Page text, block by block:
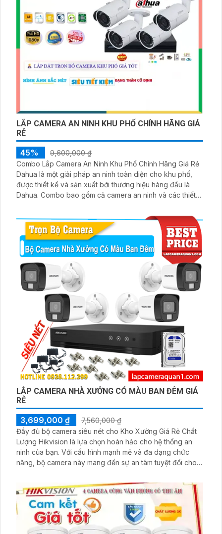
LẮP CAMERA AN NINH KHU PHỐ CHÍNH HÃNG GIÁ
RẺ
45%
9,600,000 ₫
Combo Lắp Camera An Ninh Khu Phố Chính Hãng Giá Rẻ
Dahua là một giải pháp an ninh toàn diện cho khu phố,
được thiết kế và sản xuất bởi thương hiệu hàng đầu là
Dahua. Combo bao gồm cả camera an ninh và các thiết
của mình, combo này có khả năng thu âm và phát lại âm
thanh một cách chất lượng
LẮP CAMERA NHÀ XƯỞNG CÓ MÀU BAN ĐÊM GIÁ
RẺ
3,699,000 ₫
7,560,000 ₫
Đầy đủ bộ camera siêu nét cho Kho Xưởng Giá Rẻ Chất
Lượng Hikvision là lựa chọn hoàn hảo cho hệ thống an
ninh của bạn. Với cấu hình mạnh mẽ và đa dạng chức
năng, bộ camera này mang đến sự an tâm tuyệt đối cho
giám sát, không chỉ đảm bảo hình ảnh rõ nét mà còn
trang bị chức năng thu âm cao cấp, giúp ghi lại mọi thông
tin cần thiết